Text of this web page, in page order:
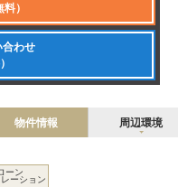
）
合わせ
物件情報 周辺環境
ーン
ーション